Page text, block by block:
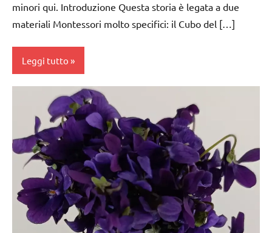
minori qui. Introduzione Questa storia è legata a due
materiali Montessori molto specifici: il Cubo del […]
Leggi tutto
Montessori
dai
6
anni
EDUCAZIONE
COSMICA
GUIDA